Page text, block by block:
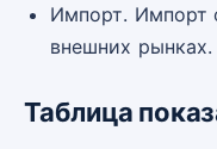
Импорт. Импорт
внешних рынках.
Таблица